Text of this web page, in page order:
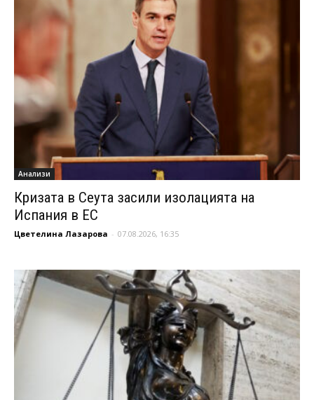
Анализи
Кризата в Сеута засили изолацията на
Испания в ЕС
Цветелина Лазарова - 07.08.2026, 16:35